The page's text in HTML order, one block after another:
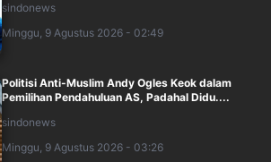
sindonews
Minggu, 9 Agustus 2026 - 02:49
Politisi Anti-Muslim Andy Ogles Keok dalam
Pemilihan Pendahuluan AS, Padahal Didu....
sindonews
Minggu, 9 Agustus 2026 - 03:26